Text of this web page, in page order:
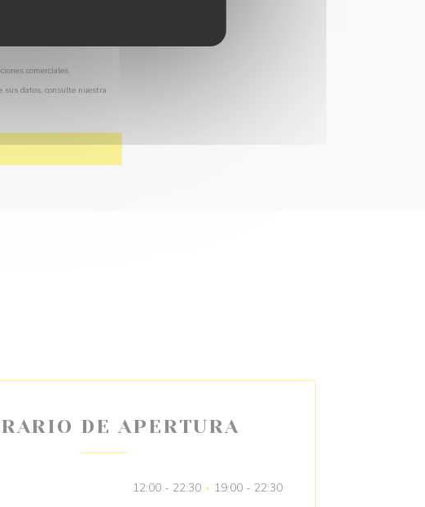
comerciales
sus datos, consulte nuestra
DE APERTURA
12:00 - 22:30 • 19:00 - 22:30